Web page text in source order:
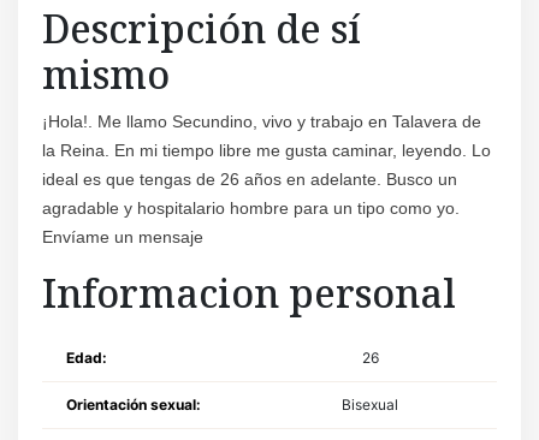
Descripción de sí
mismo
¡Hola!. Me llamo Secundino, vivo y trabajo en Talavera de
la Reina. En mi tiempo libre me gusta caminar, leyendo. Lo
ideal es que tengas de 26 años en adelante. Busco un
agradable y hospitalario hombre para un tipo como yo.
Envíame un mensaje
Informacion personal
Edad: 26
Orientación sexual: Bisexual